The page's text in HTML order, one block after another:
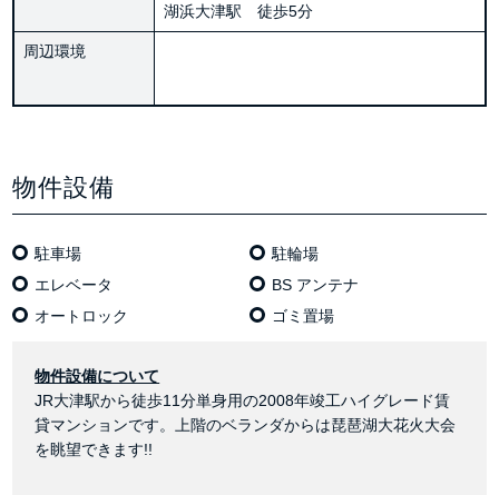
湖浜大津駅 徒歩5分
周辺環境
物件設備
駐車場
駐輪場
エレベータ
BS アンテナ
オートロック
ゴミ置場
物件設備について
JR大津駅から徒歩11分単身用の2008年竣工ハイグレード賃
貸マンションです。上階のベランダからは琵琶湖大花火大会
を眺望できます!!